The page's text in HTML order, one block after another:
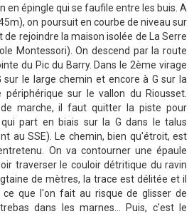
en épingle qui se faufile entre les buis. A
on poursuit en courbe de niveau sur
de rejoindre la maison isolée de La Serre
Montessori). On descend par la route
du Pic du Barry. Dans le 2ème virage
le large chemin et encore à G sur la
sur le vallon du Riousset.
marche, il faut quitter la piste pour
part en biais sur la G dans le talus
au SSE). Le chemin, bien qu'étroit, est
On va contourner une épaule
traverser le couloir détritique du ravin
de mètres, la trace est délitée et il
que l'on fait au risque de glisser de
dans les marnes... Puis, c'est le